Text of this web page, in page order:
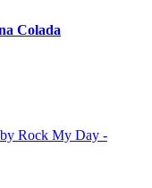
Colada
Rock My Day -